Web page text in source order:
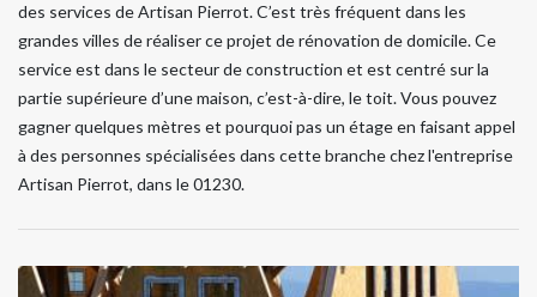
des services de Artisan Pierrot. C’est très fréquent dans les
grandes villes de réaliser ce projet de rénovation de domicile. Ce
service est dans le secteur de construction et est centré sur la
partie supérieure d’une maison, c’est-à-dire, le toit. Vous pouvez
gagner quelques mètres et pourquoi pas un étage en faisant appel
à des personnes spécialisées dans cette branche chez l'entreprise
Artisan Pierrot, dans le 01230.